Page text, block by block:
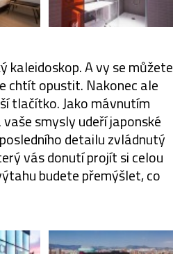
kaleidoskop. A vy se můžete
chtít opustit. Nakonec ale
tlačítko. Jako mávnutím
smysly udeří japonské
detailu zvládnutý
vás donutí projít si celou
budete přemýšlet, co